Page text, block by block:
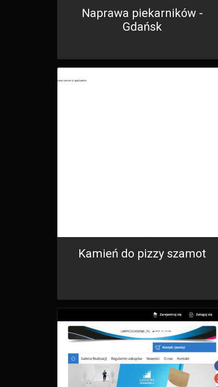
Naprawa piekarników -
Gdańsk
Kamień do pizzy szamot